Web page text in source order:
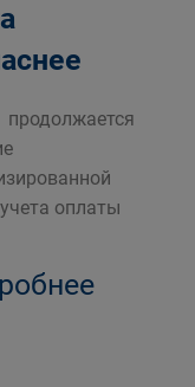
продолжается
оплаты